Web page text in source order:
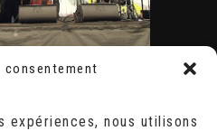
consentement
nous utilisons
2026